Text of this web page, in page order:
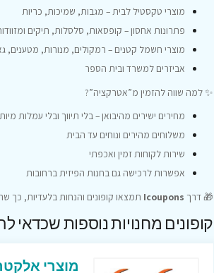
מוצרי טקסטיל לבית – מגבות, שמיכות, כריות
פתרונות אחסון – קופסאות, סלסלות, תיקים
מוצרי חשמל קטנים – רמקולים, מנורות, מטענים,
אביזרים למשרד ובית הספר
✨ למה שווה להזמין מ”אטרקציה”?
מחירים ישירים מהיבואן – בלי תיווך ובלי עמלות
משלוחים מהירים ונוחים עד הבית
שירות לקוחות זמין ואכפתי
אפשרות לרכישה גם בחנות הפיזית ברחובות
🎁 דרך Icoupons תמצאו קופונים והנחות בלעדיות, כך
קופונים מחנויות נוספות שכדאי
מוצרי